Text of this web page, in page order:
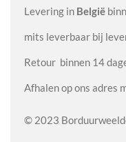
Levering in België
mits leverbaar bij
Retour binnen 14
Afhalen op ons adres
© 2023